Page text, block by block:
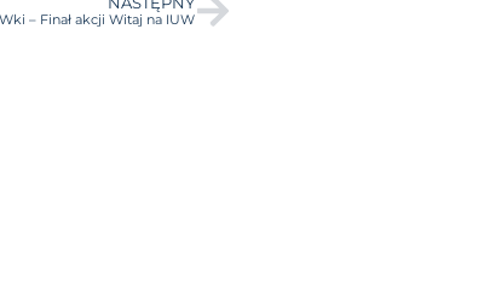
– Finał akcji Witaj na IUW